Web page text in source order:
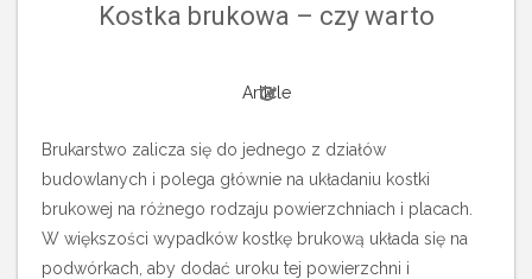
Kostka brukowa – czy warto
Article
Brukarstwo zalicza się do jednego z działów
budowlanych i polega głównie na układaniu kostki
brukowej na różnego rodzaju powierzchniach i placach.
W większości wypadków kostkę brukową układa się na
podwórkach, aby dodać uroku tej powierzchni i